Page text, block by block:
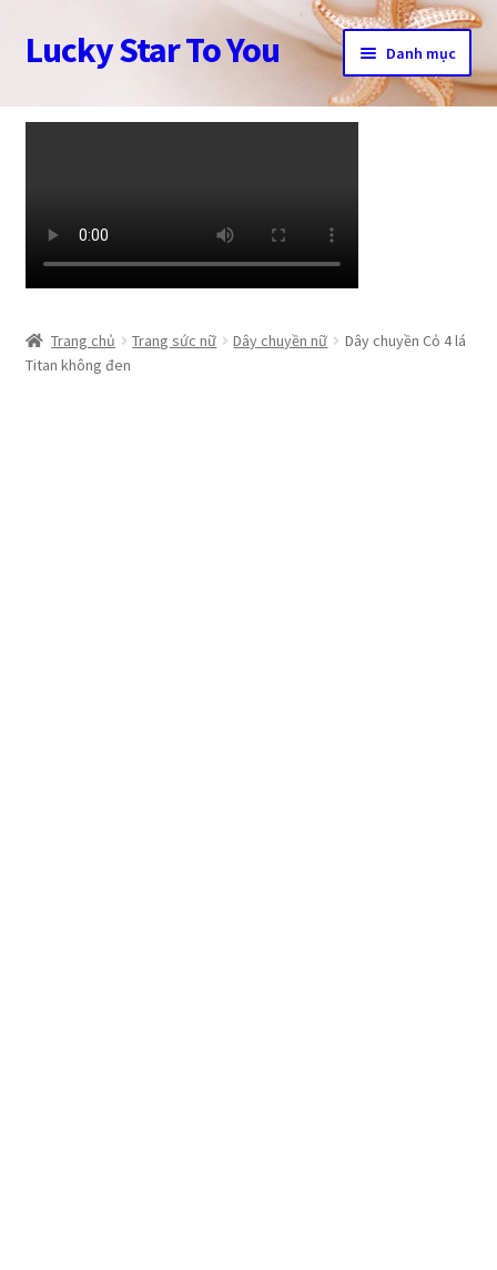
Đi
đến
hướng
Chuyển
đến
dung
Lucky Star To You Danh mục
Trang chủ
Cửa hàng
Tài khoản
Trang chủ Trang sức nữ Dây chuyền nữ
Dây chuyền Cỏ 4 lá
Titan không đen